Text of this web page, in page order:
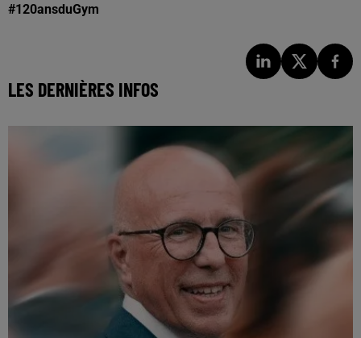
#120ansduGym
LES DERNIÈRES INFOS